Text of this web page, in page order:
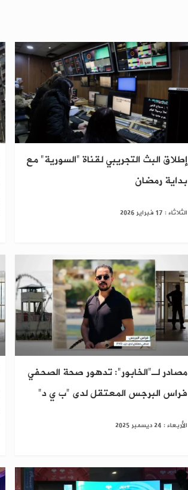
إطلاق البث التجريبي لقناة "السورية" مع
بداية رمضان
الثلاثاء : 17 فبراير 2026
مصادر لـ"الخابور": تدهور صحة الصحفي
فراس البرجس المعتقل لدى "ب ي د"
الأربعاء : 24 ديسمبر 2025